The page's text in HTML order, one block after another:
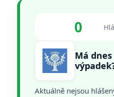
0
Má
Aktuálně nejsou